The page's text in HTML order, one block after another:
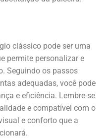
clássico pode ser uma
permite personalizar e
Seguindo os passos
adequadas, você pode
e eficiência. Lembre-se
e compatível com o
e conforto que a